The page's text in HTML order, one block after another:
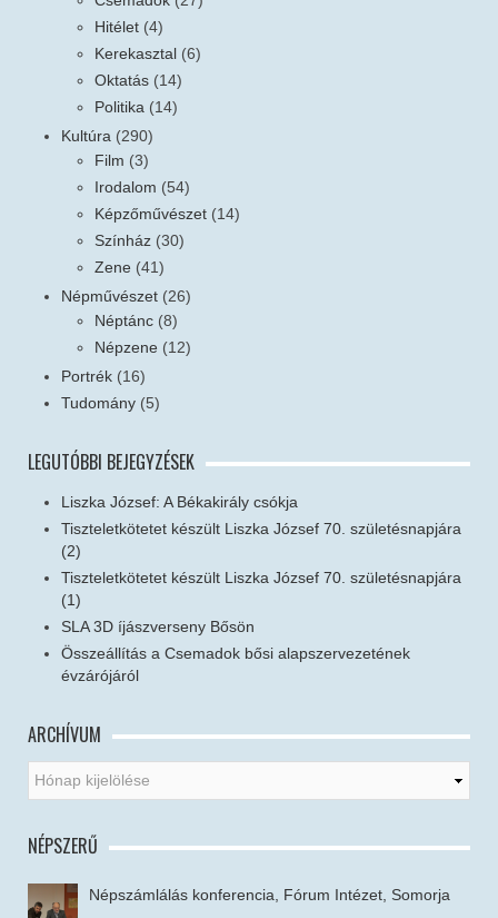
Hitélet (4)
Kerekasztal (6)
Oktatás (14)
Politika (14)
Kultúra (290)
Film (3)
Irodalom (54)
Képzőművészet (14)
Színház (30)
Zene (41)
Népművészet (26)
Néptánc (8)
Népzene (12)
Portrék (16)
Tudomány (5)
LEGUTÓBBI BEJEGYZÉSEK
Liszka József: A Békakirály csókja
Tiszteletkötetet készült Liszka József 70. születésnapjára
(2)
Tiszteletkötetet készült Liszka József 70. születésnapjára
(1)
SLA 3D íjászverseny Bősön
Összeállítás a Csemadok bősi alapszervezetének
évzárójáról
ARCHÍVUM
NÉPSZERŰ
Népszámlálás konferencia, Fórum Intézet, Somorja